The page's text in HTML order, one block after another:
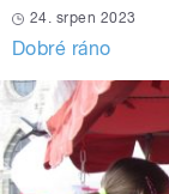
24. srpen 2023
Dobré ráno